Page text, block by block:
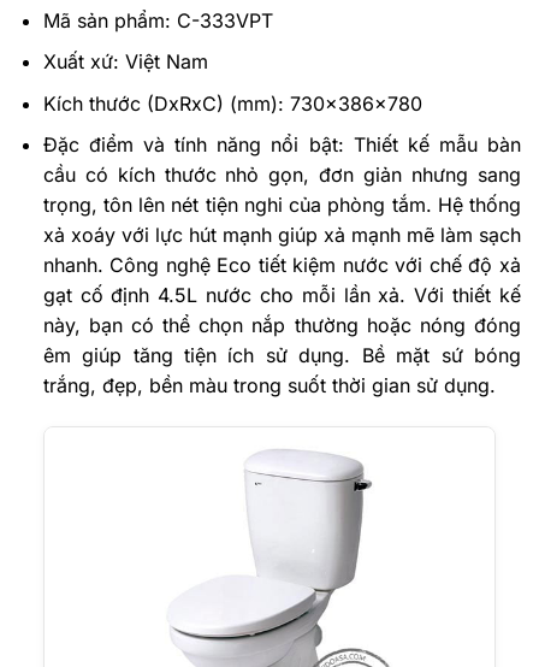
Mã sản phẩm: C-333VPT
Xuất xứ: Việt Nam
Kích thước (DxRxC) (mm): 730x386x780
Đặc điểm và tính năng nổi bật: Thiết kế mẫu bàn
cầu có kích thước nhỏ gọn, đơn giản nhưng sang
trọng, tôn lên nét tiện nghi của phòng tắm. Hệ thống
xả xoáy với lực hút mạnh giúp xả mạnh mẽ làm sạch
nhanh. Công nghệ Eco tiết kiệm nước với chế độ xả
gạt cố định 4.5L nước cho mỗi lần xả. Với thiết kế
này, bạn có thể chọn nắp thường hoặc nóng đóng
êm giúp tăng tiện ích sử dụng. Bề mặt sứ bóng
trắng, đẹp, bền màu trong suốt thời gian sử dụng.